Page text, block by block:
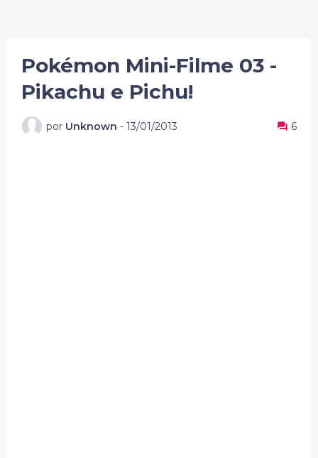
Pokémon Mini-Filme 03 -
Pikachu e Pichu!
por Unknown - 13/01/2013 6